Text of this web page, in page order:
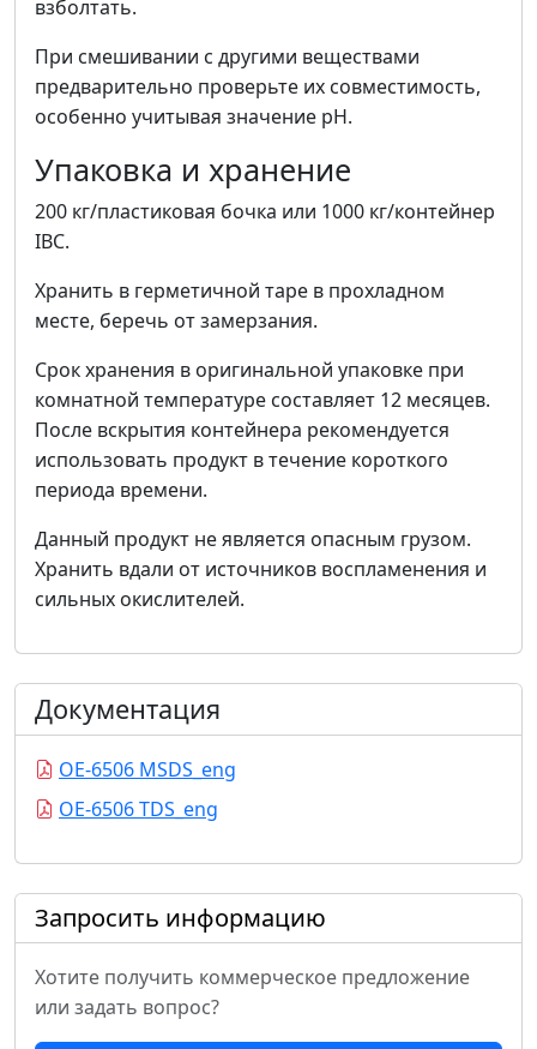
взболтать.
При смешивании с другими веществами
предварительно проверьте их совместимость,
особенно учитывая значение pH.
Упаковка и хранение
200 кг/пластиковая бочка или 1000 кг/контейнер
IBC.
Хранить в герметичной таре в прохладном
месте, беречь от замерзания.
Срок хранения в оригинальной упаковке при
комнатной температуре составляет 12 месяцев.
После вскрытия контейнера рекомендуется
использовать продукт в течение короткого
периода времени.
Данный продукт не является опасным грузом.
Хранить вдали от источников воспламенения и
сильных окислителей.
Документация
OE-6506 MSDS_eng
OE-6506 TDS_eng
Запросить информацию
Хотите получить коммерческое предложение
или задать вопрос?